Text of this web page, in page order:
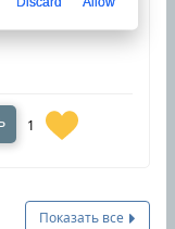
1
Показать все